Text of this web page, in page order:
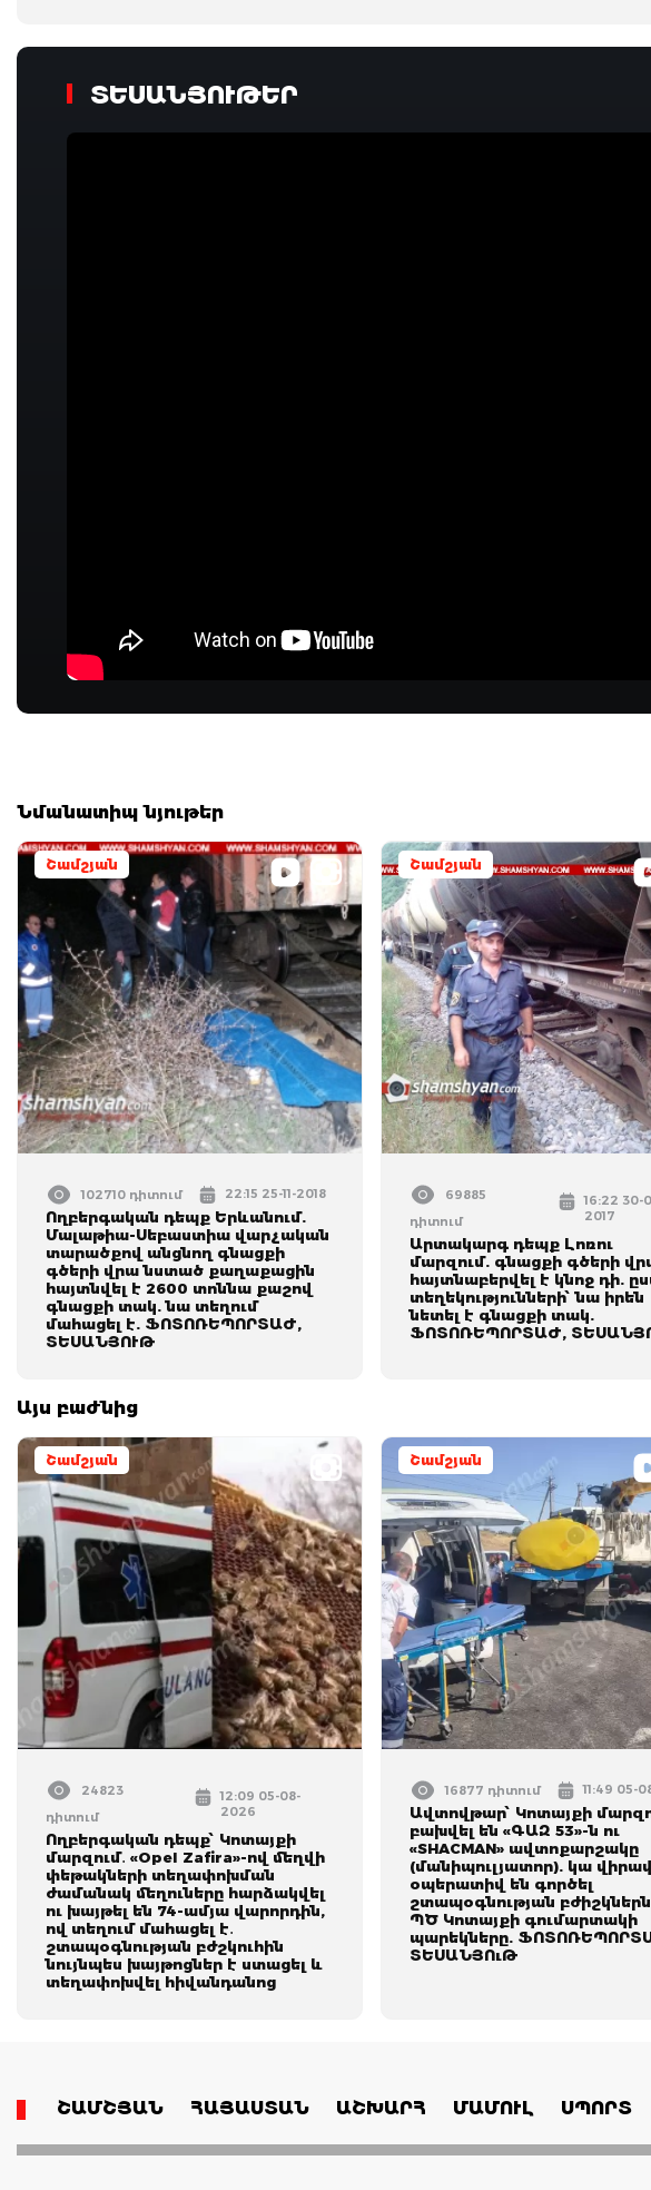
ՏԵՍԱՆՅՈՒԹԵՐ
Նմանատիպ նյութեր
Շամշյան
102710 դիտում 22:15 25-11-2018
Ողբերգական դեպք Երևանում.
Մալաթիա-Սեբաստիա վարչական
տարածքով անցնող գնացքի
գծերի վրա նստած քաղաքացին
հայտնվել է 2600 տոննա քաշով
գնացքի տակ. նա տեղում
մահացել է. ՖՈՏՈՌԵՊՈՐՏԱԺ,
ՏԵՍԱՆՅՈՒԹ
Շամշյան
69885
դիտում
16:22 30-
2017
Արտակարգ դեպք Լոռու
մարզում. գնացքի գծերի
հայտնաբերվել է կնոջ դի.
տեղեկությունների՝ նա իրեն
նետել է գնացքի տակ.
ՖՈՏՈՌԵՊՈՐՏԱԺ,
Այս բաժնից
Շամշյան
24823
դիտում
12:09 05-08-
2026
Ողբերգական դեպք՝ Կոտայքի
մարզում․ «Opel Zafira»-ով մեղվի
փեթակների տեղափոխման
ժամանակ մեղուները հարձակվել
ու խայթել են 74-ամյա վարորդին,
ով տեղում մահացել է․
շտապօգնության բժշկուհին
նույնպես խայթոցներ է ստացել և
տեղափոխվել հիվանդանոց
Շամշյան
16877 դիտում 11:49 05-
Ավտովթար՝ Կոտայքի
բախվել են «ԳԱԶ 53»-ն ու
«SHACMAN» ավտոքարշակը
(մանիպուլյատոր). կա
օպերատիվ են գործել
շտապօգնության բժիշկներն
ՊԾ Կոտայքի գումարտակի
պարեկները.
ՏԵՍԱՆՅՈւԹ
ՇԱՄՇՅԱՆ ՀԱՅԱՍՏԱՆ ԱՇԽԱՐՀ ՄԱՄՈՒԼ ՍՊՈՐՏ